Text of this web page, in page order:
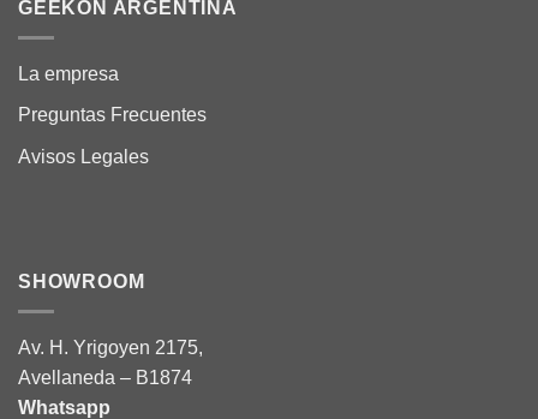
GEEKON ARGENTINA
La empresa
Preguntas Frecuentes
Avisos Legales
SHOWROOM
Av. H. Yrigoyen 2175,
Avellaneda – B1874
Whatsapp